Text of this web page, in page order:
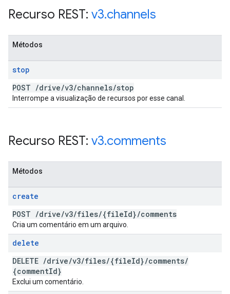
Recurso REST: v3.channels
Métodos
stop
POST /drive/v3/channels/stop
Interrompe a visualização de recursos por esse canal.
Recurso REST: v3.comments
Métodos
create
POST /drive/v3/files/{fileId}/comments
Cria um comentário em um arquivo.
delete
DELETE /drive/v3/files/{fileId}/comments/
{commentId}
Exclui um comentário.